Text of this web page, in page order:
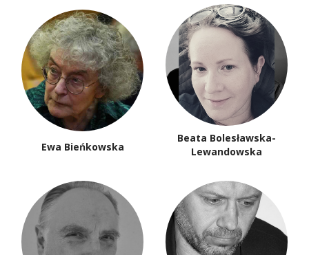
Ewa Bieńkowska
Beata Bolesławska-
Lewandowska